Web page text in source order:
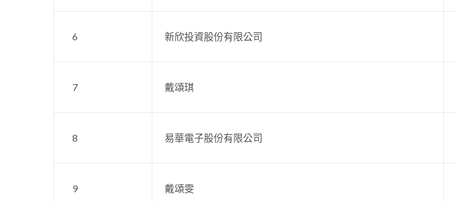
6 新欣投資股份有限公司
7 戴頌琪
8 易華電子股份有限公司
9 戴頌雯